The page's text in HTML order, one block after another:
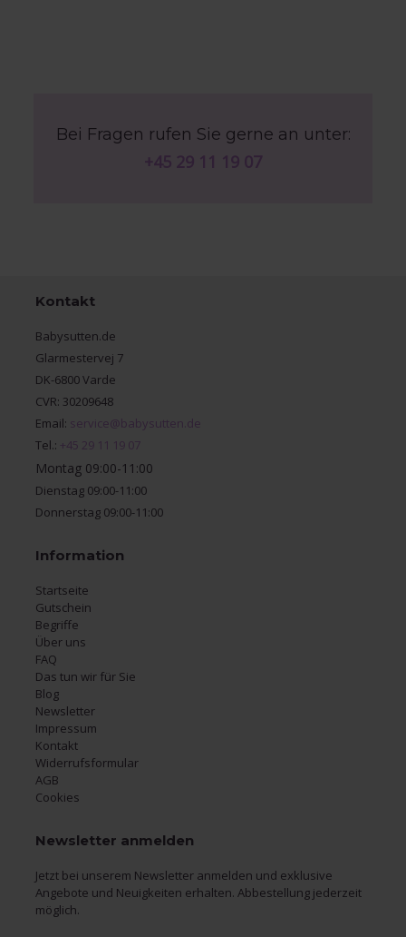
Bei Fragen rufen Sie gerne an unter:
+45 29 11 19 07
Kontakt
Babysutten.de
Glarmestervej 7
DK-6800 Varde
CVR: 30209648
Email: service@babysutten.de
Tel.: +45 29 11 19 07
Montag 09:00-11:00
Dienstag 09:00-11:00
Donnerstag 09:00-11:00
Information
Startseite
Gutschein
Begriffe
Über uns
FAQ
Das tun wir für Sie
Blog
Newsletter
Impressum
Kontakt
Widerrufsformular
AGB
Cookies
Newsletter anmelden
Jetzt bei unserem Newsletter anmelden und exklusive
Angebote und Neuigkeiten erhalten. Abbestellung jederzeit
möglich.